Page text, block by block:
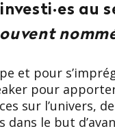
au
et pour
pour
sur l’univers,
dans le but